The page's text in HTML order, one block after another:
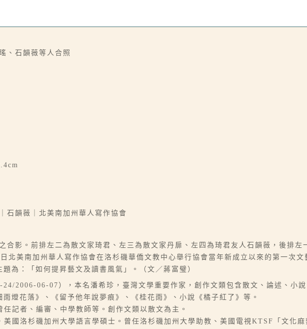
、石韻薇等人合照
石韻薇｜北美南加州華人寫作協會
合影。前排左二為散文家琦君、左三為散文家丹扉、左四為琦君友人石韻薇，後排左
北美南加州華人寫作協會在洛杉磯華僑文教中心舉行協會當年新成立以來的第一次
為：「如何提昇藝文及讀書風氣」。（文／蔣富璧）
2006-06-07），本名潘希珍，臺灣文學重要作家，創作文類包含散文、論述、小
燈花落》、《留予他年說夢痕》、《桂花雨》、小說《橘子紅了》等。
記者、編審、中學教師等。創作文類以散文為主。
國洛杉磯加州大學語言學碩士。曾任洛杉磯加州大學助教、美國電視KTSF「文化